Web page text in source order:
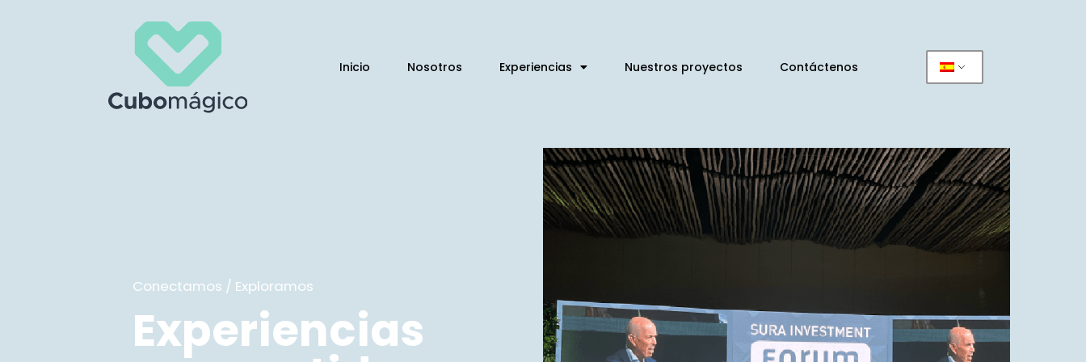
Inicio Nosotros Experiencias Nuestros proyectos Contáctenos
Conectamos / Exploramos
Experiencias